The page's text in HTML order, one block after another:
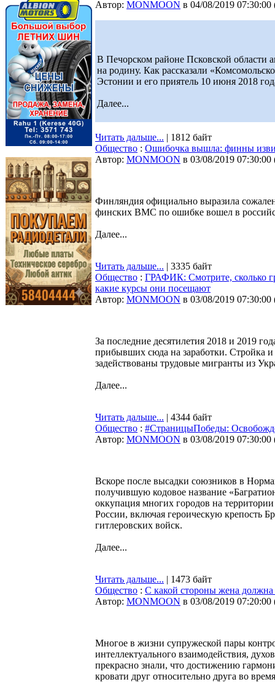
Автор: MONMOON в 04/08/2019 07:30:00
В Печорском районе Псковской области
на родину. Как рассказали
Эстонии и его приятель 10 июня 2018
Далее...
Читать дальше... | 1812 байт
Общество : Ошибочка вышла: финны
Автор: MONMOON в 03/08/2019 07:30:00
Финляндия официально выразила
финских ВМС по ошибке вошел в
Далее...
Читать дальше... | 3335 байт
Общество : ГРАФИК: Смотрите, сколько
какие курсы они посещают
Автор: MONMOON в 03/08/2019 07:30:00
За последние десятилетия 2018 и 2019
прибывших сюда на заработки. Стройка
задействованы трудовые мигранты из
Далее...
Читать дальше... | 4344 байт
Общество : #СтраницыПобеды:
Автор: MONMOON в 03/08/2019 07:30:00
Вскоре после высадки союзников в
получившую кодовое название
оккупация многих городов на
России, включая героическую крепость
гитлеровских войск.
Далее...
Читать дальше... | 1473 байт
Общество : С какой стороны жена должна
Автор: MONMOON в 03/08/2019 07:20:00
Многое в жизни супружеской пары
интеллектуального взаимодействия,
прекрасно знали, что достижению
кровати друг относительно друга во